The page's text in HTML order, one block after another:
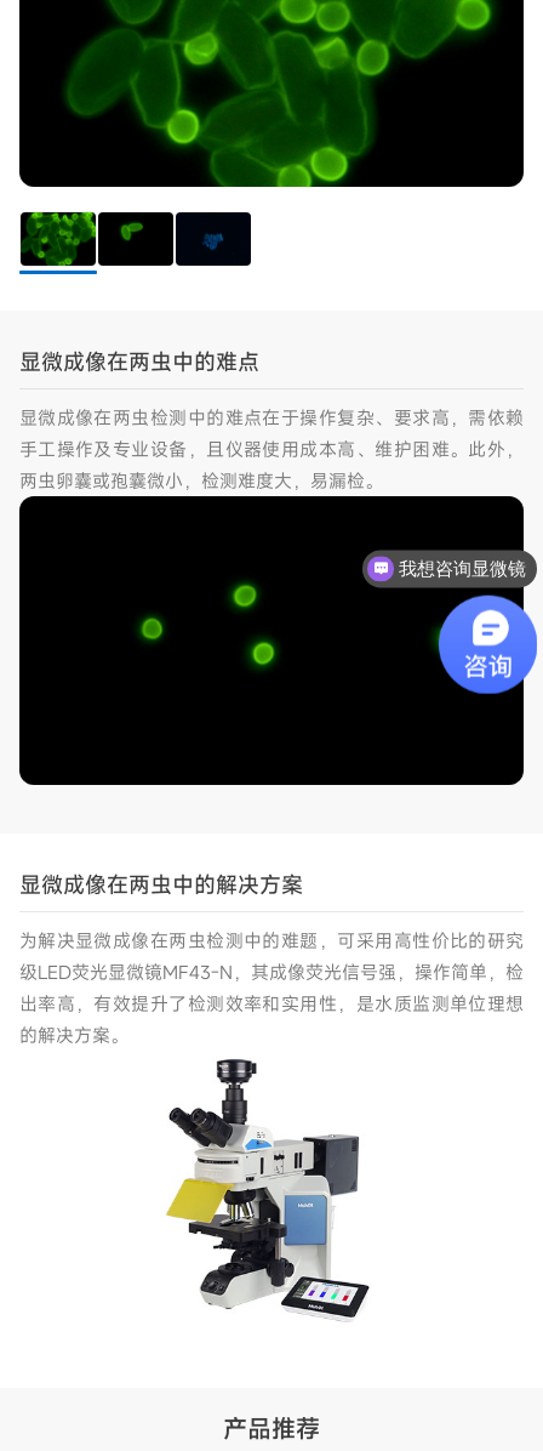
显微成像在两虫中的难点
显微成像在两虫检测中的难点在于操作复杂、要求高，需依赖
手工操作及专业设备，且仪器使用成本高、维护困难。此外，
两虫卵囊或孢囊微小，检测难度大，易漏检。
显微成像在两虫中的解决方案
为解决显微成像在两虫检测中的难题，可采用高性价比的研究
级LED荧光显微镜MF43-N，其成像荧光信号强，操作简单，检
出率高，有效提升了检测效率和实用性，是水质监测单位理想
的解决方案。
产品推荐
我想咨询显微镜